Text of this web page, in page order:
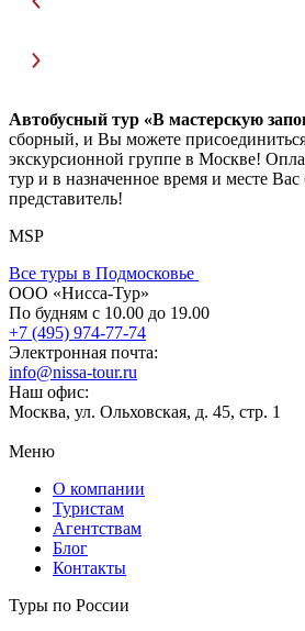
Автобусный тур «В мастерскую
сборный, и Вы можете
экскурсионной группе в Москве!
тур и в назначенное время и месте Вас
представитель!
MSP
Все туры в Подмосковье
ООО «Нисса-Тур»
По будням с 10.00 до 19.00
+7 (495) 974-77-74
Электронная почта:
info@nissa-tour.ru
Наш офис:
Москва, ул. Ольховская, д. 45, стр. 1
Меню
О компании
Туристам
Агентствам
Блог
Контакты
Туры по России